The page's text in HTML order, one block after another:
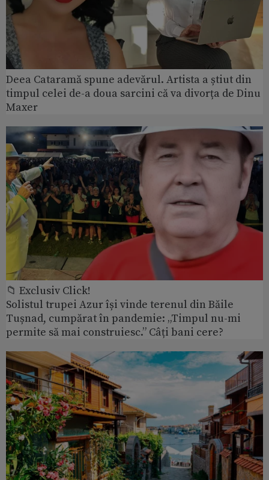
Deea Cataramă spune adevărul. Artista a știut din
timpul celei de-a doua sarcini că va divorța de Dinu
Maxer
📁 Exclusiv Click!
Solistul trupei Azur își vinde terenul din Băile
Tușnad, cumpărat în pandemie: „Timpul nu-mi
permite să mai construiesc.” Câți bani cere?